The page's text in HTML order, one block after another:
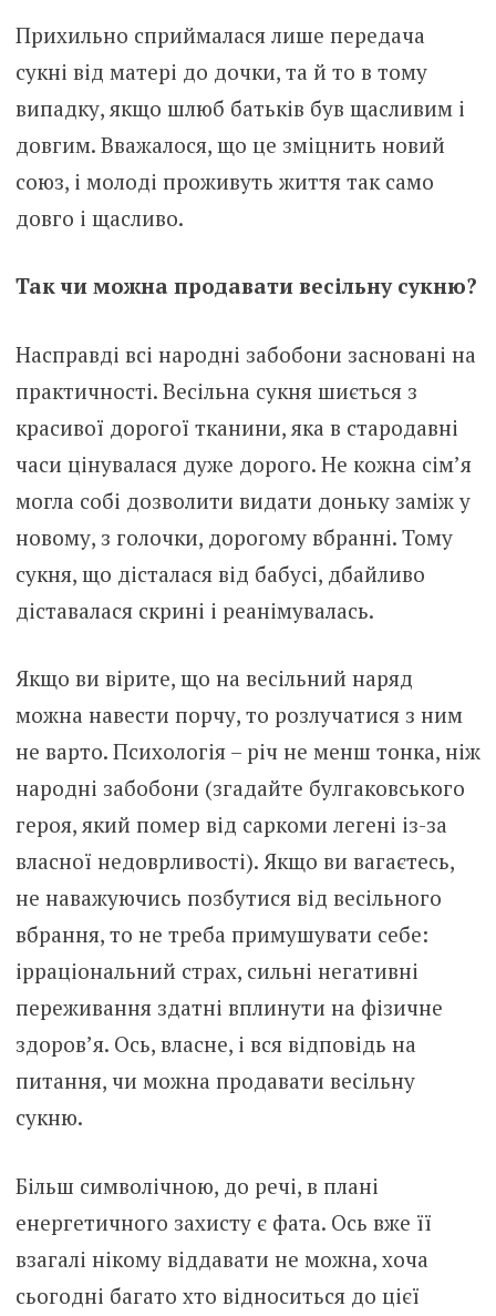
Прихильно сприймалася лише передача
сукні від матері до дочки, та й то в тому
випадку, якщо шлюб батьків був щасливим і
довгим. Вважалося, що це зміцнить новий
союз, і молоді проживуть життя так само
довго і щасливо.
Так чи можна продавати весільну сукню?
Насправді всі народні забобони засновані на
практичності. Весільна сукня шиється з
красивої дорогої тканини, яка в стародавні
часи цінувалася дуже дорого. Не кожна сім’я
могла собі дозволити видати доньку заміж у
новому, з голочки, дорогому вбранні. Тому
сукня, що дісталася від бабусі, дбайливо
діставалася скрині і реанімувалась.
Якщо ви вірите, що на весільний наряд
можна навести порчу, то розлучатися з ним
не варто. Психологія – річ не менш тонка, ніж
народні забобони (згадайте булгаковського
героя, який помер від саркоми легені із-за
власної недоврливості). Якщо ви вагаєтесь,
не наважуючись позбутися від весільного
вбрання, то не треба примушувати себе:
ірраціональний страх, сильні негативні
переживання здатні вплинути на фізичне
здоров’я. Ось, власне, і вся відповідь на
питання, чи можна продавати весільну
сукню.
Більш символічною, до речі, в плані
енергетичного захисту є фата. Ось вже її
взагалі нікому віддавати не можна, хоча
сьогодні багато хто відноситься до цієї